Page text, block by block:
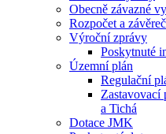
Obecně závazné
Rozpočet a
Výroční zprávy
Poskytnuté
Územní plán
Regulační
Zastavovací
a Tichá
Dotace JMK